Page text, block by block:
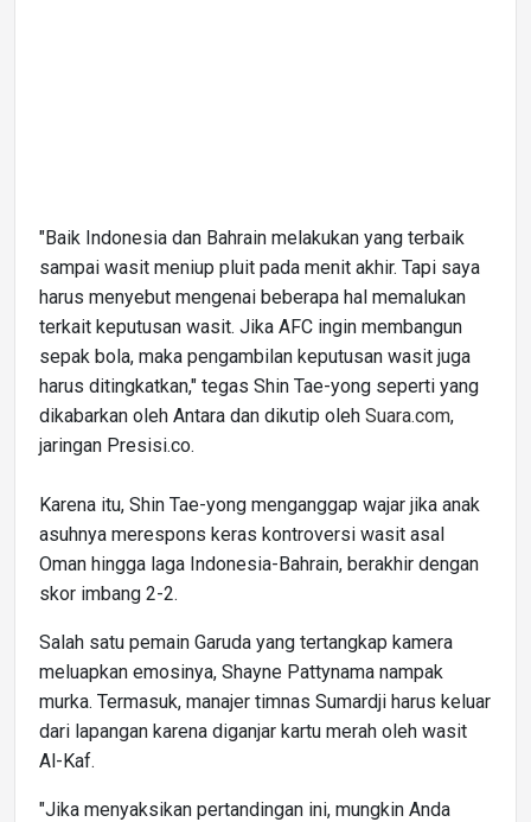
"Baik Indonesia dan Bahrain melakukan yang terbaik
sampai wasit meniup pluit pada menit akhir. Tapi saya
harus menyebut mengenai beberapa hal memalukan
terkait keputusan wasit. Jika AFC ingin membangun
sepak bola, maka pengambilan keputusan wasit juga
harus ditingkatkan," tegas Shin Tae-yong seperti yang
dikabarkan oleh Antara dan dikutip oleh Suara.com,
jaringan Presisi.co.
Karena itu, Shin Tae-yong menganggap wajar jika anak
asuhnya merespons keras kontroversi wasit asal
Oman hingga laga Indonesia-Bahrain, berakhir dengan
skor imbang 2-2.
Salah satu pemain Garuda yang tertangkap kamera
meluapkan emosinya, Shayne Pattynama nampak
murka. Termasuk, manajer timnas Sumardji harus keluar
dari lapangan karena diganjar kartu merah oleh wasit
Al-Kaf.
"Jika menyaksikan pertandingan ini, mungkin Anda